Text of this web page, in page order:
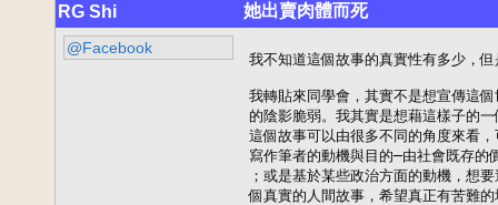
RG Shi 她出賣肉體而死
@Facebook
我不知道這個故事的真實性有多少，
我轉貼來同學會，其實不是想宣傳這
的陰影脆弱。我其實是想藉這樣子的
這個故事可以由很多不同的角度來看
寫作筆者的動機與目的─由社會既存的
；或是基於某些政治方面的動機，想
個真實的人間故事，希望真正有苦難